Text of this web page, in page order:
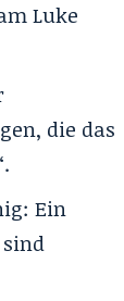
Luke
die das
Ein